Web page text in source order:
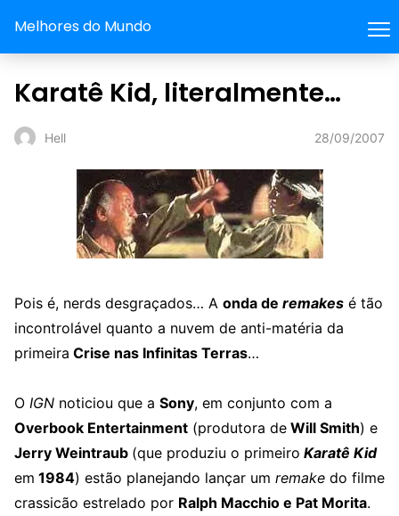
Melhores do Mundo
Karatê Kid, literalmente…
Hell 28/09/2007
Pois é, nerds desgraçados… A onda de remakes é tão
incontrolável quanto a nuvem de anti-matéria da
primeira Crise nas Infinitas Terras…
O IGN noticiou que a Sony, em conjunto com a
Overbook Entertainment (produtora de Will Smith) e
Jerry Weintraub (que produziu o primeiro Karatê Kid
em 1984) estão planejando lançar um remake do filme
crassicão estrelado por Ralph Macchio e Pat Morita.